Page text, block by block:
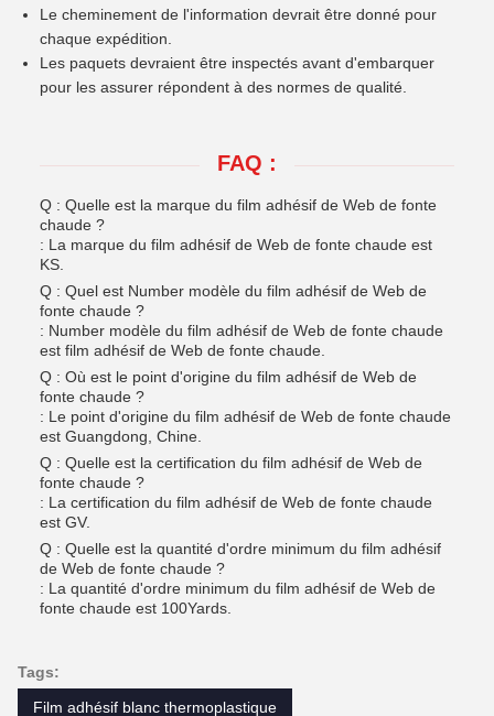
Le cheminement de l'information devrait être donné pour
chaque expédition.
Les paquets devraient être inspectés avant d'embarquer
pour les assurer répondent à des normes de qualité.
FAQ :
Q : Quelle est la marque du film adhésif de Web de fonte
chaude ?
: La marque du film adhésif de Web de fonte chaude est
KS.
Q : Quel est Number modèle du film adhésif de Web de
fonte chaude ?
: Number modèle du film adhésif de Web de fonte chaude
est film adhésif de Web de fonte chaude.
Q : Où est le point d'origine du film adhésif de Web de
fonte chaude ?
: Le point d'origine du film adhésif de Web de fonte chaude
est Guangdong, Chine.
Q : Quelle est la certification du film adhésif de Web de
fonte chaude ?
: La certification du film adhésif de Web de fonte chaude
est GV.
Q : Quelle est la quantité d'ordre minimum du film adhésif
de Web de fonte chaude ?
: La quantité d'ordre minimum du film adhésif de Web de
fonte chaude est 100Yards.
Tags:
Film adhésif blanc thermoplastique